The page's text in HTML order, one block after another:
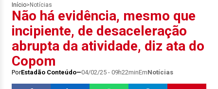
Início> Notícias
Não há evidência, mesmo que
incipiente, de desaceleração
abrupta da atividade, diz ata do
Copom
PorEstadão Conteúdo 04/02/25 - 09h22minEmNotícias